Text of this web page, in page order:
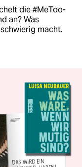
die #MeToo-
an? Was
macht.